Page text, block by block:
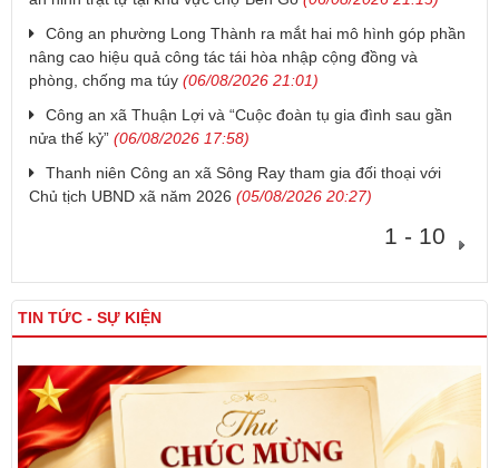
Công an phường Long Thành ra mắt hai mô hình góp phần
nâng cao hiệu quả công tác tái hòa nhập cộng đồng và
phòng, chống ma túy (06/08/2026 21:01)
Công an xã Thuận Lợi và “Cuộc đoàn tụ gia đình sau gần
nửa thế kỷ” (06/08/2026 17:58)
Thanh niên Công an xã Sông Ray tham gia đối thoại với
Chủ tịch UBND xã năm 2026 (05/08/2026 20:27)
1 - 10
TIN TỨC - SỰ KIỆN